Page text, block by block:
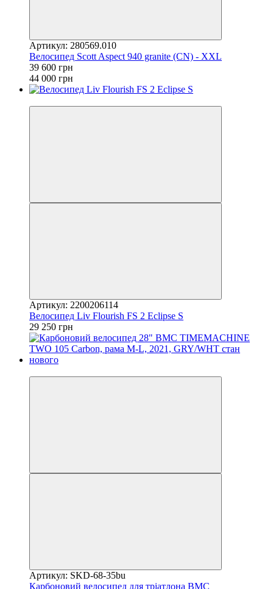
Артикул: 280569.010
Велосипед Scott Aspect 940 granite (CN) - XXL
39 600 грн
44 000 грн
Артикул: 2200206114
Велосипед Liv Flourish FS 2 Eclipse S
29 250 грн
Артикул: SKD-68-35bu
Карбоновий велосипед для тріатлона BMC